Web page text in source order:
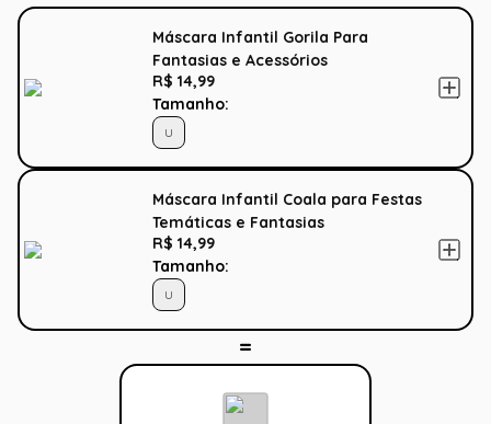
Máscara Infantil Gorila Para
Fantasias e Acessórios
R$ 14,99
Tamanho:
U
Máscara Infantil Coala para Festas
Temáticas e Fantasias
R$ 14,99
Tamanho:
U